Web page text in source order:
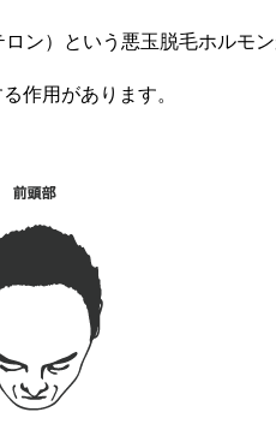
ン）という悪玉脱毛ホルモン
作用があります。